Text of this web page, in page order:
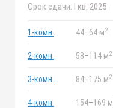
Срок сдачи: I кв. 2025
1-комн. 44–64 м2
2-комн. 58–114 м2
3-комн. 84–175 м2
4-комн. 154–169 м